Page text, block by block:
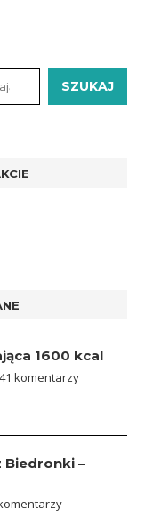
SZUKAJ
1600 kcal
41 komentarzy
Biedronki –